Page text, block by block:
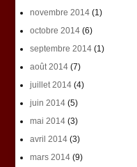
novembre 2014(1)
octobre 2014(6)
septembre 2014(1)
août 2014(7)
juillet 2014(4)
juin 2014(5)
mai 2014(3)
avril 2014(3)
mars 2014(9)